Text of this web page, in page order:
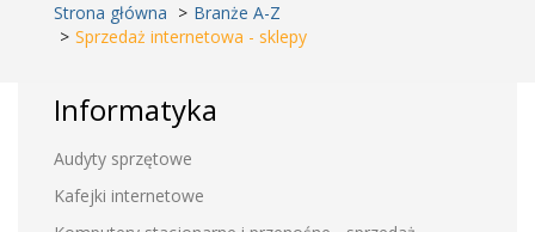
Strona główna
Branże A-Z
Sprzedaż internetowa - sklepy
Informatyka
Audyty sprzętowe
Kafejki internetowe